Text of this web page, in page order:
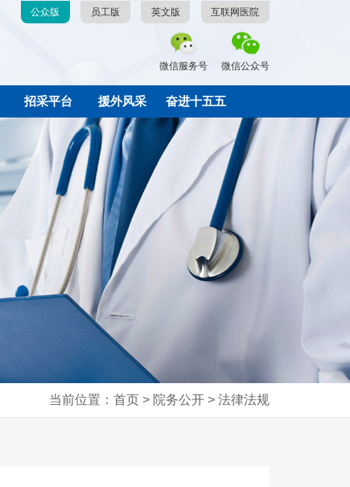
公众版 员工版 英文版 互联网医院
微信服务号 微信公众号
招采平台 援外风采 奋进十五五
当前位置：首页 > 院务公开 > 法律法规